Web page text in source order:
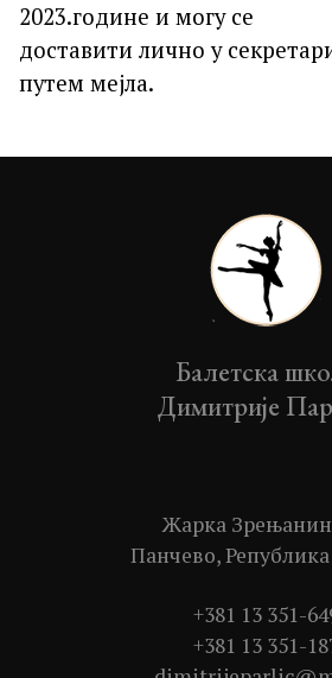
2023.године и могу се
доставити лично у
путем мејла.
Балетска
Димитрије
Жарка
Панчево,
+381 13 351-
+381 13 351-